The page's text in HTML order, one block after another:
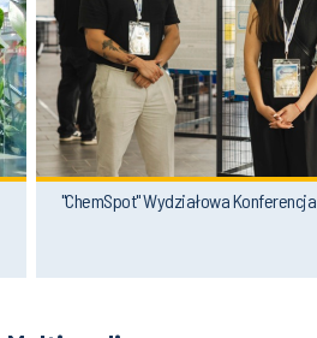
"ChemSpot" Wydziałowa
Multimedia